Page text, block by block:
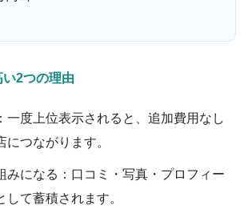
い2つの理由
一度上位表示されると、追加費用なし
につながります。
みになる：口コミ・写真・プロフィー
して蓄積されます。